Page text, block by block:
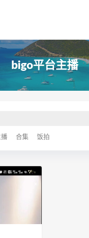
bigo平台主播
播 合集 饭拍